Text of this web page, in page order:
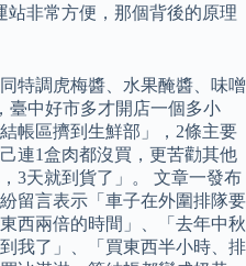
站非常方便，那個背後的原理
特調虎梅醬、水果醃醬、味噌
臺中好市多才開店一個多小
帳區擠到生鮮部」，2條主要
連1盒肉都沒買，更苦勸其他
3天就到貨了」。 文章一發布
留言表示「車子在外圍排隊要
西兩倍的時間」、「去年中秋
到我了」、「買東西半小時、排